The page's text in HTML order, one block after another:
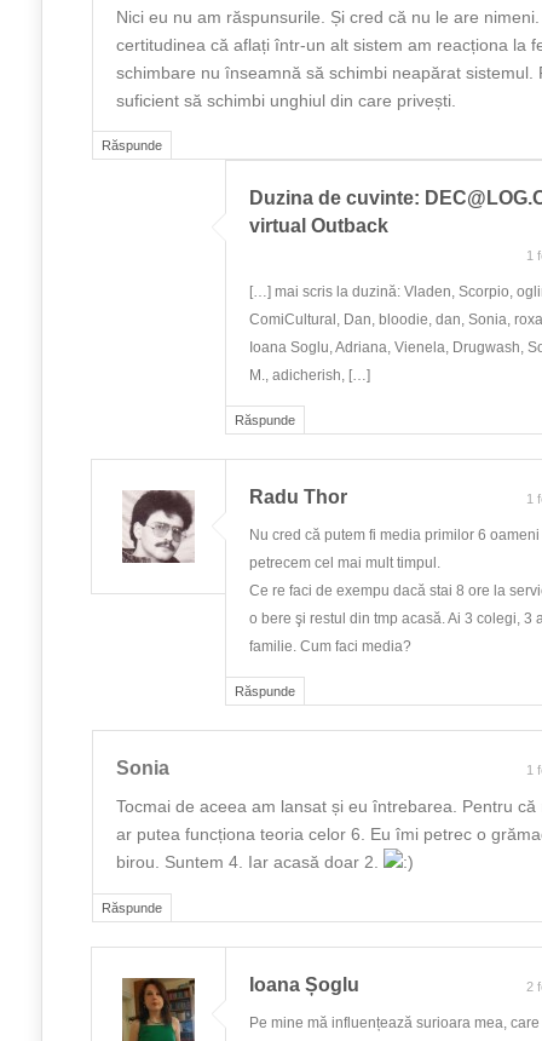
Răspunde
Nici eu nu am răspunsurile. Și cred că nu le are
certitudinea că aflați într-un alt sistem am reacționa la
schimbare nu înseamnă să schimbi neapărat sistemul.
suficient să schimbi unghiul din care privești.
Răspunde
Duzina de cuvinte:
virtual Outback
1
[…] mai scris la duzină: Vladen, Scorpio,
ComiCultural, Dan, bloodie, dan, Sonia,
Ioana Soglu, Adriana, Vienela, Drugwash,
M., adicherish, […]
Răspunde
Radu Thor 1
Nu cred că putem fi media primilor 6
petrecem cel mai mult timpul.
Ce re faci de exempu dacă stai 8 ore la
o bere şi restul din tmp acasă. Ai 3 colegi, 3
familie. Cum faci media?
Răspunde
Sonia 1
Tocmai de aceea am lansat și eu întrebarea. Pentru
ar putea funcționa teoria celor 6. Eu îmi petrec o
birou. Suntem 4. Iar acasă doar 2.
Ioana Șoglu 2
Pe mine mă influențează surioara mea,